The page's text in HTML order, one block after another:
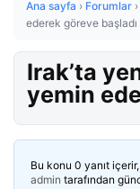
Ana sayfa › Forumlar ›
ederek göreve başladı
Irak’ta
yemin
Bu konu 0 yanıt
admin tarafından